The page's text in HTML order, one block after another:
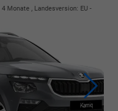
4 Monate , Landesversion: EU -